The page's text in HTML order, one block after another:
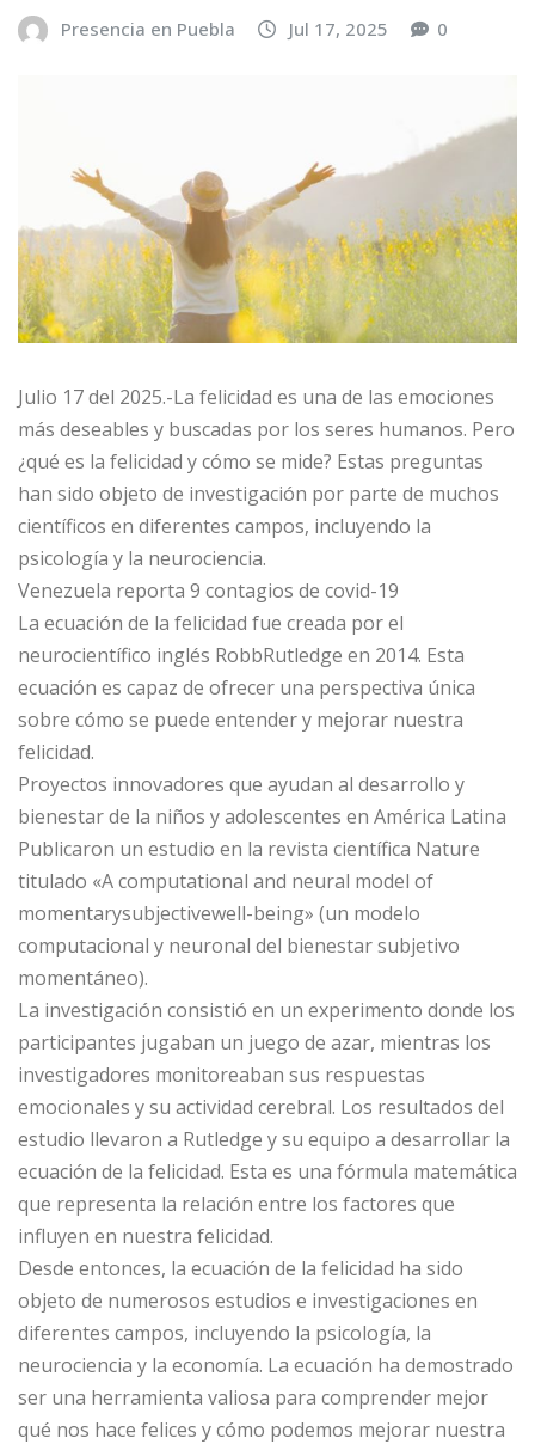
Presencia en Puebla Jul 17, 2025 0
Julio 17 del 2025.-La felicidad es una de las emociones
más deseables y buscadas por los seres humanos. Pero
¿qué es la felicidad y cómo se mide? Estas preguntas
han sido objeto de investigación por parte de muchos
científicos en diferentes campos, incluyendo la
psicología y la neurociencia.
Venezuela reporta 9 contagios de covid-19
La ecuación de la felicidad fue creada por el
neurocientífico inglés RobbRutledge en 2014. Esta
ecuación es capaz de ofrecer una perspectiva única
sobre cómo se puede entender y mejorar nuestra
felicidad.
Proyectos innovadores que ayudan al desarrollo y
bienestar de la niños y adolescentes en América Latina
Publicaron un estudio en la revista científica Nature
titulado «A computational and neural model of
momentarysubjectivewell-being» (un modelo
computacional y neuronal del bienestar subjetivo
momentáneo).
La investigación consistió en un experimento donde los
participantes jugaban un juego de azar, mientras los
investigadores monitoreaban sus respuestas
emocionales y su actividad cerebral. Los resultados del
estudio llevaron a Rutledge y su equipo a desarrollar la
ecuación de la felicidad. Esta es una fórmula matemática
que representa la relación entre los factores que
influyen en nuestra felicidad.
Desde entonces, la ecuación de la felicidad ha sido
objeto de numerosos estudios e investigaciones en
diferentes campos, incluyendo la psicología, la
neurociencia y la economía. La ecuación ha demostrado
ser una herramienta valiosa para comprender mejor
qué nos hace felices y cómo podemos mejorar nuestra